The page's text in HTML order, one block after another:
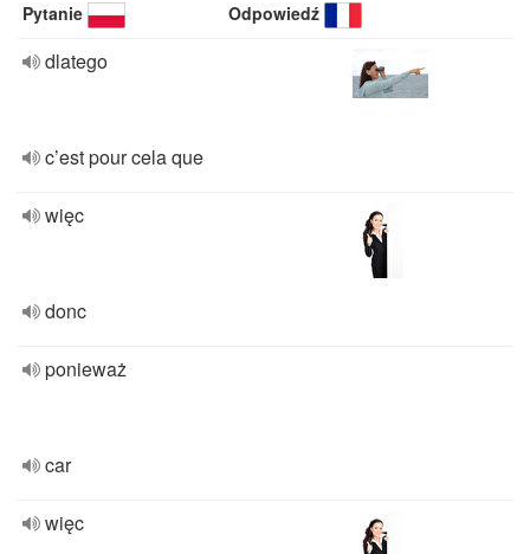
Pytanie Odpowiedź
dlatego
c’est pour cela que
więc
donc
ponieważ
car
więc